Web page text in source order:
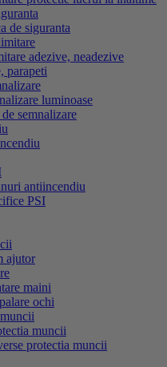
de siguranta
adezive, neadezive
parapeti
luminoase
semnalizare
antiincendiu
PSI
ajutor
maini
ochi
muncii
protectia muncii